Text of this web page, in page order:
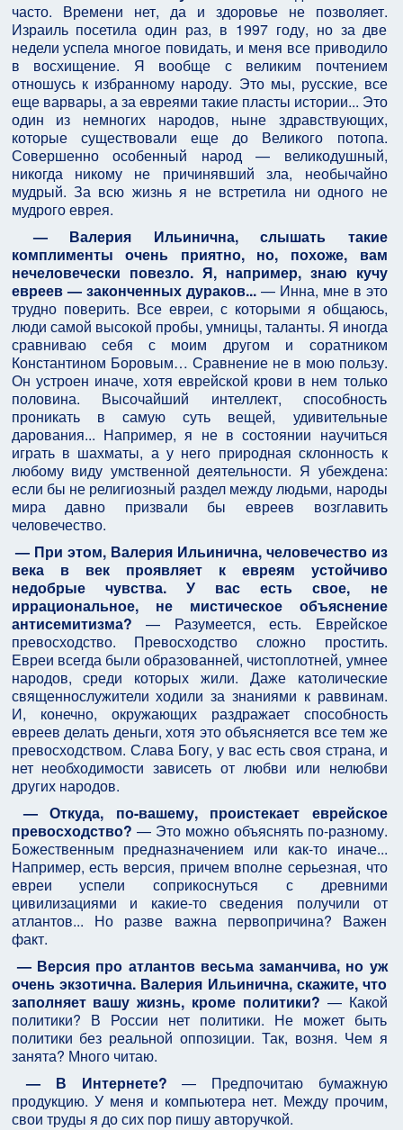
часто. Времени нет, да и здоровье не позволяет.
Израиль посетила один раз, в 1997 году, но за две
недели успела многое повидать, и меня все приводило
в восхищение. Я вообще с великим почтением
отношусь к избранному народу. Это мы, русские, все
еще варвары, а за евреями такие пласты истории... Это
один из немногих народов, ныне здравствующих,
которые существовали еще до Великого потопа.
Совершенно особенный народ — великодушный,
никогда никому не причинявший зла, необычайно
мудрый. За всю жизнь я не встретила ни одного не
мудрого еврея.
— Валерия Ильинична, слышать такие
комплименты очень приятно, но, похоже, вам
нечеловечески повезло. Я, например, знаю кучу
евреев — законченных дураков...— Инна, мне в это
трудно поверить. Все евреи, с которыми я общаюсь,
люди самой высокой пробы, умницы, таланты. Я иногда
сравниваю себя с моим другом и соратником
Константином Боровым… Сравнение не в мою пользу.
Он устроен иначе, хотя еврейской крови в нем только
половина. Высочайший интеллект, способность
проникать в самую суть вещей, удивительные
дарования... Например, я не в состоянии научиться
играть в шахматы, а у него природная склонность к
любому виду умственной деятельности. Я убеждена:
если бы не религиозный раздел между людьми, народы
мира давно призвали бы евреев возглавить
человечество.
— При этом, Валерия Ильинична, человечество из
века в век проявляет к евреям устойчиво
недобрые чувства. У вас есть свое, не
иррациональное, не мистическое объяснение
антисемитизма? — Разумеется, есть. Еврейское
превосходство. Превосходство сложно простить.
Евреи всегда были образованней, чистоплотней, умнее
народов, среди которых жили. Даже католические
священнослужители ходили за знаниями к раввинам.
И, конечно, окружающих раздражает способность
евреев делать деньги, хотя это объясняется все тем же
превосходством. Слава Богу, у вас есть своя страна, и
нет необходимости зависеть от любви или нелюбви
других народов.
— Откуда, по-вашему, проистекает еврейское
превосходство? — Это можно объяснять по-разному.
Божественным предназначением или как-то иначе...
Например, есть версия, причем вполне серьезная, что
евреи успели соприкоснуться с древними
цивилизациями и какие-то сведения получили от
атлантов... Но разве важна первопричина? Важен
факт.
— Версия про атлантов весьма заманчива, но уж
очень экзотична. Валерия Ильинична, скажите, что
заполняет вашу жизнь, кроме политики? — Какой
политики? В России нет политики. Не может быть
политики без реальной оппозиции. Так, возня. Чем я
занята? Много читаю.
— В Интернете? — Предпочитаю бумажную
продукцию. У меня и компьютера нет. Между прочим,
свои труды я до сих пор пишу авторучкой.